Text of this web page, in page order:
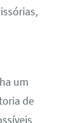
um
de